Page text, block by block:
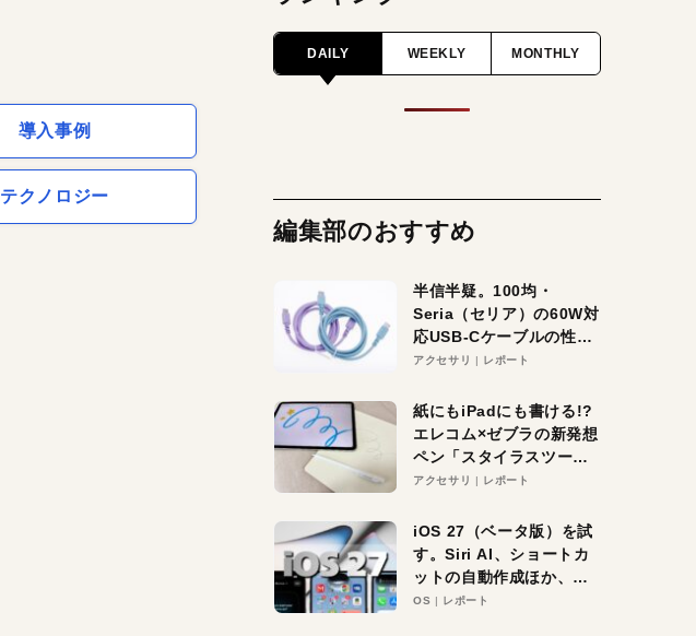
導入事例
テクノロジー
DAILY WEEKLY MONTHLY
編集部のおすすめ
半信半疑。100均・
Seria（セリア）の60W対
応USB-Cケーブルの性能
を検証。超コスパの1本を
アクセサリ レポート
紙にもiPadにも書ける!?
エレコム×ゼブラの新発想
ペン「スタイラスツーウ
ェイ」レビュー。持ち替
アクセサリ レポート
iOS 27（ベータ版）を試
す。Siri AI、ショートカ
ットの自動作成ほか、期
待大の便利機能5選。
OS レポート